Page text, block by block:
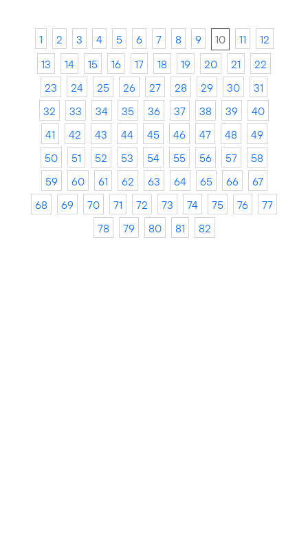
1 2 3 4 5 6 7 8 9 10 11
12
13
14 15 16 17 18 19 20 21
22
23
24 25 26 27 28 29 30
31
32
33 34 35 36 37 38 39
40
41
42 43 44 45 46 47 48
49
50
51 52 53 54 55 56 57
58
59
60 61 62 63 64 65 66
67
68
69 70 71 72 73 74 75 76
77
78
79 80 81 82